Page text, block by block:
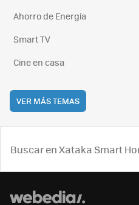
Ahorro de Energía
Smart TV
Cine en casa
VER MÁS TEMAS